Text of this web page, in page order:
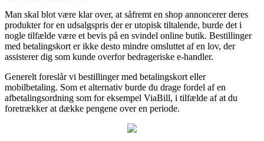
Man skal blot være klar over, at såfremt en shop annoncerer deres
produkter for en udsalgspris der er utopisk tiltalende, burde det i
nogle tilfælde være et bevis på en svindel online butik. Bestillinger
med betalingskort er ikke desto mindre omsluttet af en lov, der
assisterer dig som kunde overfor bedrageriske e-handler.
Generelt foreslår vi bestillinger med betalingskort eller
mobilbetaling. Som et alternativ burde du drage fordel af en
afbetalingsordning som for eksempel ViaBill, i tilfælde af at du
foretrækker at dække pengene over en periode.